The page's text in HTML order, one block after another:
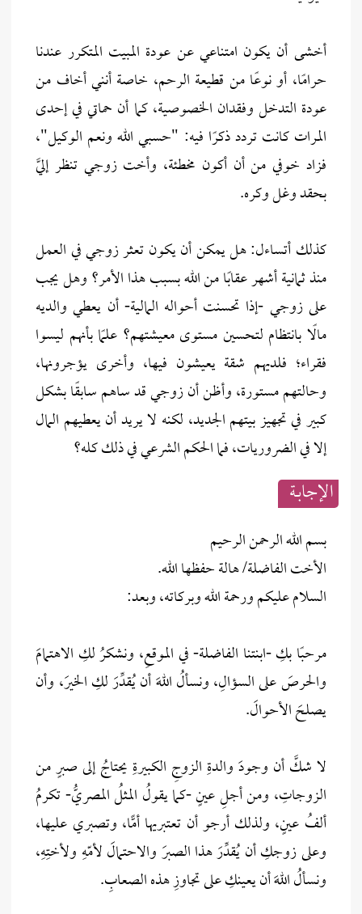
أخشى أن يكون امتناعي عن عودة المبيت المتكرر عندنا
حرامًا، أو نوعًا من قطيعة الرحم، خاصة أنني أخاف من
عودة التدخل وفقدان الخصوصية، كما أن حماتي في إحدى
المرات كانت تردد ذكرًا فيه: "حسبي الله ونعم الوكيل"،
فزاد خوفي من أن أكون مخطئة، وأخت زوجي تنظر إليَّ
بحقد وغل وكره.
كذلك أتساءل: هل يمكن أن يكون تعثر زوجي في العمل
منذ ثمانية أشهر عقابًا من الله بسبب هذا الأمر؟ وهل يجب
على زوجي -إذا تحسنت أحواله المالية- أن يعطي والديه
مالًا بانتظام لتحسين مستوى معيشتهم؟ علمًا بأنهم ليسوا
فقراء؛ فلديهم شقة يعيشون فيها، وأخرى يؤجرونها،
وحالتهم مستورة، وأظن أن زوجي قد ساهم سابقًا بشكل
كبير في تجهيز بيتهم الجديد، لكنه لا يريد أن يعطيهم المال
إلا في الضروريات، فما الحكم الشرعي في ذلك كله؟
الإجابــة
بسم الله الرحمن الرحيم
الأخت الفاضلة/ هالة حفظها الله.
السلام عليكم ورحمة الله وبركاته، وبعد:
مرحبًا بكِ -ابنتنا الفاضلة- في الموقعِ، ونشكرُ لكِ الاهتمامَ
والحرصَ على السؤالِ، ونسألُ اللهَ أن يُقدِّرَ لكِ الخيرَ، وأن
يصلحَ الأحوالَ.
لا شكَّ أن وجودَ والدةِ الزوجِ الكبيرةِ يحتاجُ إلى صبرٍ من
الزوجاتِ، ومن أجلِ عينٍ -كما يقولُ المثلُ المصريُّ- تكرمُ
ألفُ عينٍ، ولذلك أرجو أن تعتبريها أمًّا، وتصبري عليها،
وعلى زوجكِ أن يُقدِّرَ هذا الصبرَ والاحتمالَ لأمّهِ ولأختِهِ،
ونسألُ اللهَ أن يعينكِ على تجاوزِ هذه الصعابِ.